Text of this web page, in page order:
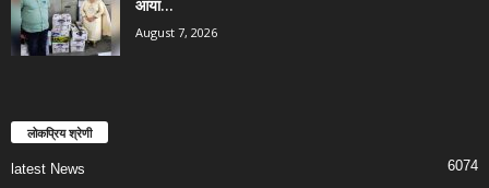
आया...
August 7, 2026
लोकप्रिय श्रेणी
latest News 6074